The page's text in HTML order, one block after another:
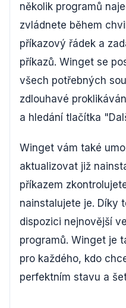
několik programů
zvládnete během
příkazový řádek a
příkazů. Winget se
všech potřebných
zdlouhavé
a hledání tlačítka
Winget vám také
aktualizovat již
příkazem
nainstalujete je. Díky
dispozici nejnovější
programů. Winget je
pro každého, kdo
perfektním stavu a